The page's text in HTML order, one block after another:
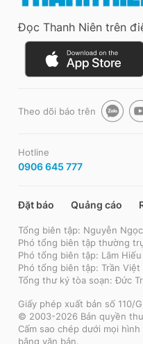
Đọc Thanh Niên trên
Theo dõi báo trên
Hotline
0906 645 777
Đặt báo Quảng cáo
Tổng biên tập: Nguyễn
Phó tổng biên tập thường
Phó tổng biên tập: Lâm
Phó tổng biên tập: Trần Việt
Tổng thư ký tòa soạn: Đức
Giấy phép xuất bản số 110/
© 2003-2026 Bản quyền
Cấm sao chép dưới mọi
bằng văn bản.